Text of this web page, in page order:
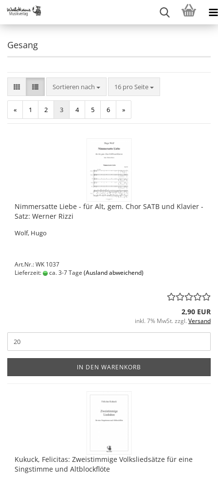
Gesang
Sortieren nach
Sortieren nach 16 pro Seite
pro Seite
« 1 2 3 4 5 6 »
Nimmersatte Liebe - für Alt, gem. Chor SATB und Klavier -
Satz: Werner Rizzi
Wolf, Hugo
Art.Nr.: WK 1037
Lieferzeit:
ca. 3-7 Tage (Ausland abweichend)
2,90 EUR
inkl. 7% MwSt. zzgl. Versand
IN DEN WARENKORB
Kukuck, Felicitas: Zweistimmige Volksliedsätze für eine
Singstimme und Altblockflöte